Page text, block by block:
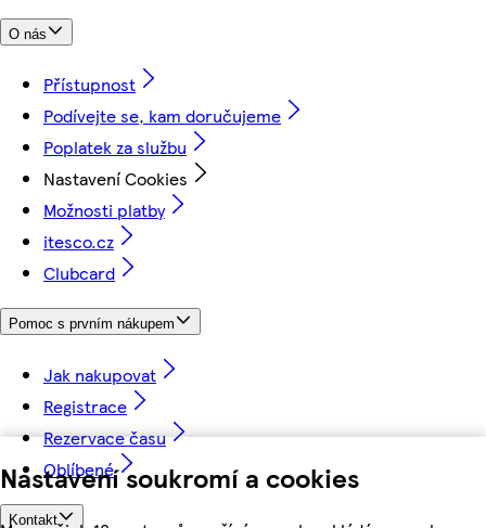
Nastavení soukromí a cookies
O nás
Přístupnost
Podívejte se, kam doručujeme
Poplatek za službu
Nastavení Cookies
Možnosti platby
itesco.cz
Clubcard
Pomoc s prvním nákupem
Jak nakupovat
Registrace
Rezervace času
Oblíbené
Kontakt